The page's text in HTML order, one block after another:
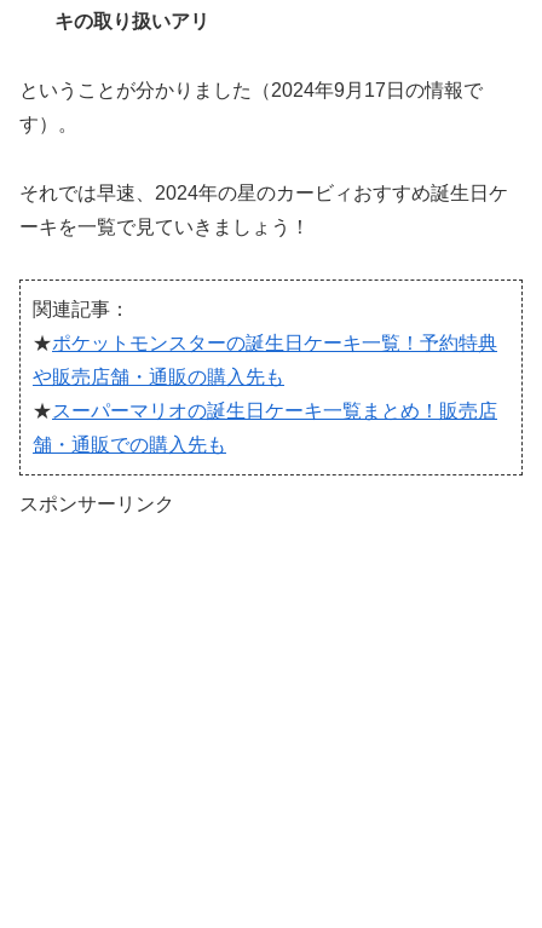
キの取り扱いアリ
ということが分かりました（2024年9月17日の情報で
す）。
それでは早速、2024年の星のカービィおすすめ誕生日ケ
ーキを一覧で見ていきましょう！
関連記事：
★ポケットモンスターの誕生日ケーキ一覧！予約特典
や販売店舗・通販の購入先も
★スーパーマリオの誕生日ケーキ一覧まとめ！販売店
舗・通販での購入先も
スポンサーリンク